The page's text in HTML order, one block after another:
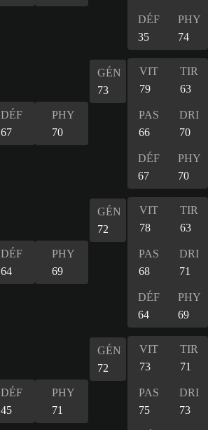
DÉF
35
PHY
74
DÉF
67
PHY
70
GÉN
73
VIT
79
TIR
63
PAS
66
DRI
70
DÉF
67
PHY
70
DÉF
64
PHY
69
GÉN
72
VIT
78
TIR
63
PAS
68
DRI
71
DÉF
64
PHY
69
DÉF
45
PHY
71
GÉN
72
VIT
73
TIR
71
PAS
75
DRI
73